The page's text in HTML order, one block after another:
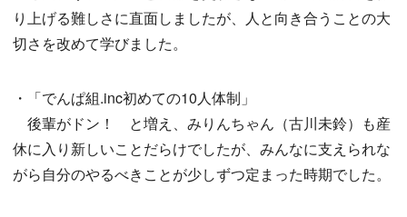
り上げる難しさに直面しましたが、人と向き合うことの大
切さを改めて学びました。
・「でんぱ組.inc初めての10人体制」
後輩がドン！ と増え、みりんちゃん（古川未鈴）も産
休に入り新しいことだらけでしたが、みんなに支えられな
がら自分のやるべきことが少しずつ定まった時期でした。